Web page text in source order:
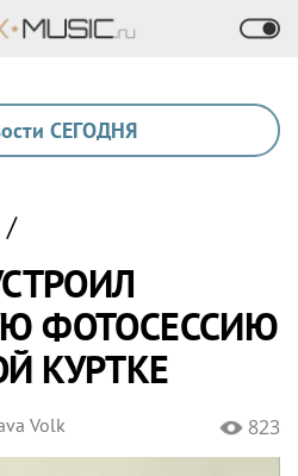
СЕГОДНЯ
/
ФОТОСЕССИЮ
КУРТКЕ
Volk 823